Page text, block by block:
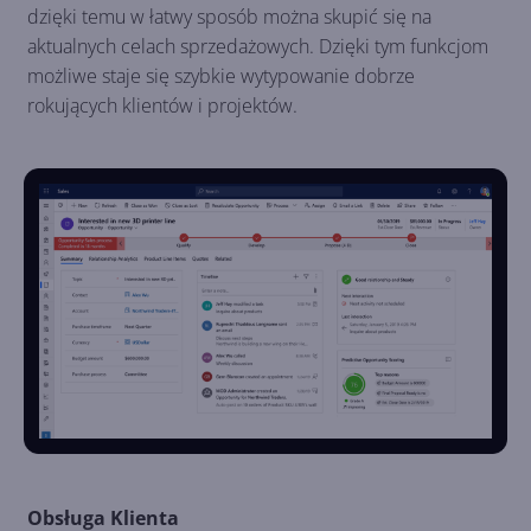
dzięki temu w łatwy sposób można skupić się na
aktualnych celach sprzedażowych. Dzięki tym funkcjom
możliwe staje się szybkie wytypowanie dobrze
rokujących klientów i projektów.
Obsługa Klienta